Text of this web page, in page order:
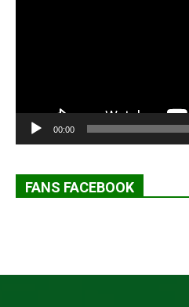
00:00
FANS FACEBOOK